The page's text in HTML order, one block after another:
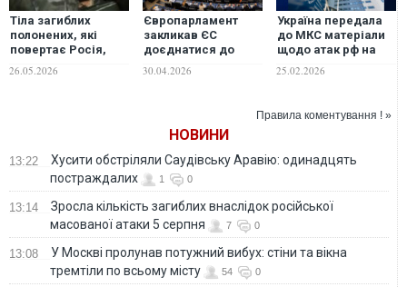
Тіла загиблих
полонених, які
повертає Росія,
тортури, -
26.05.2026
Європарламент
закликав ЄС
доєднатися до
Путіна і ввести
30.04.2026
Україна передала
до МКС матеріали
щодо атак рф на
інфраструктуру
25.02.2026
Правила коментування ! »
НОВИНИ
13:22
Хусити обстріляли Саудівську Аравію: одинадцять
постраждалих
1 0
13:14
Зросла кількість загиблих внаслідок російської
масованої атаки 5 серпня
7 0
13:08
У Москві пролунав потужний вибух: стіни та вікна
тремтіли по всьому місту
54 0